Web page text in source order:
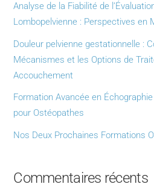
Analyse de la Fiabilité de
Lombopelvienne : Perspectives en
Douleur pelvienne gestationnelle :
Mécanismes et les Options de
Accouchement
Formation Avancée en
pour Ostéopathes
Nos Deux Prochaines Formations
Commentaires récents